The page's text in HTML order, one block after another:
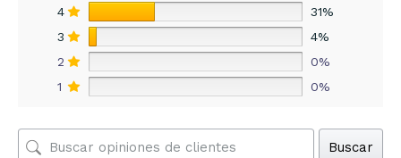
4
31%
3
4%
2
0%
1
0%
Buscar